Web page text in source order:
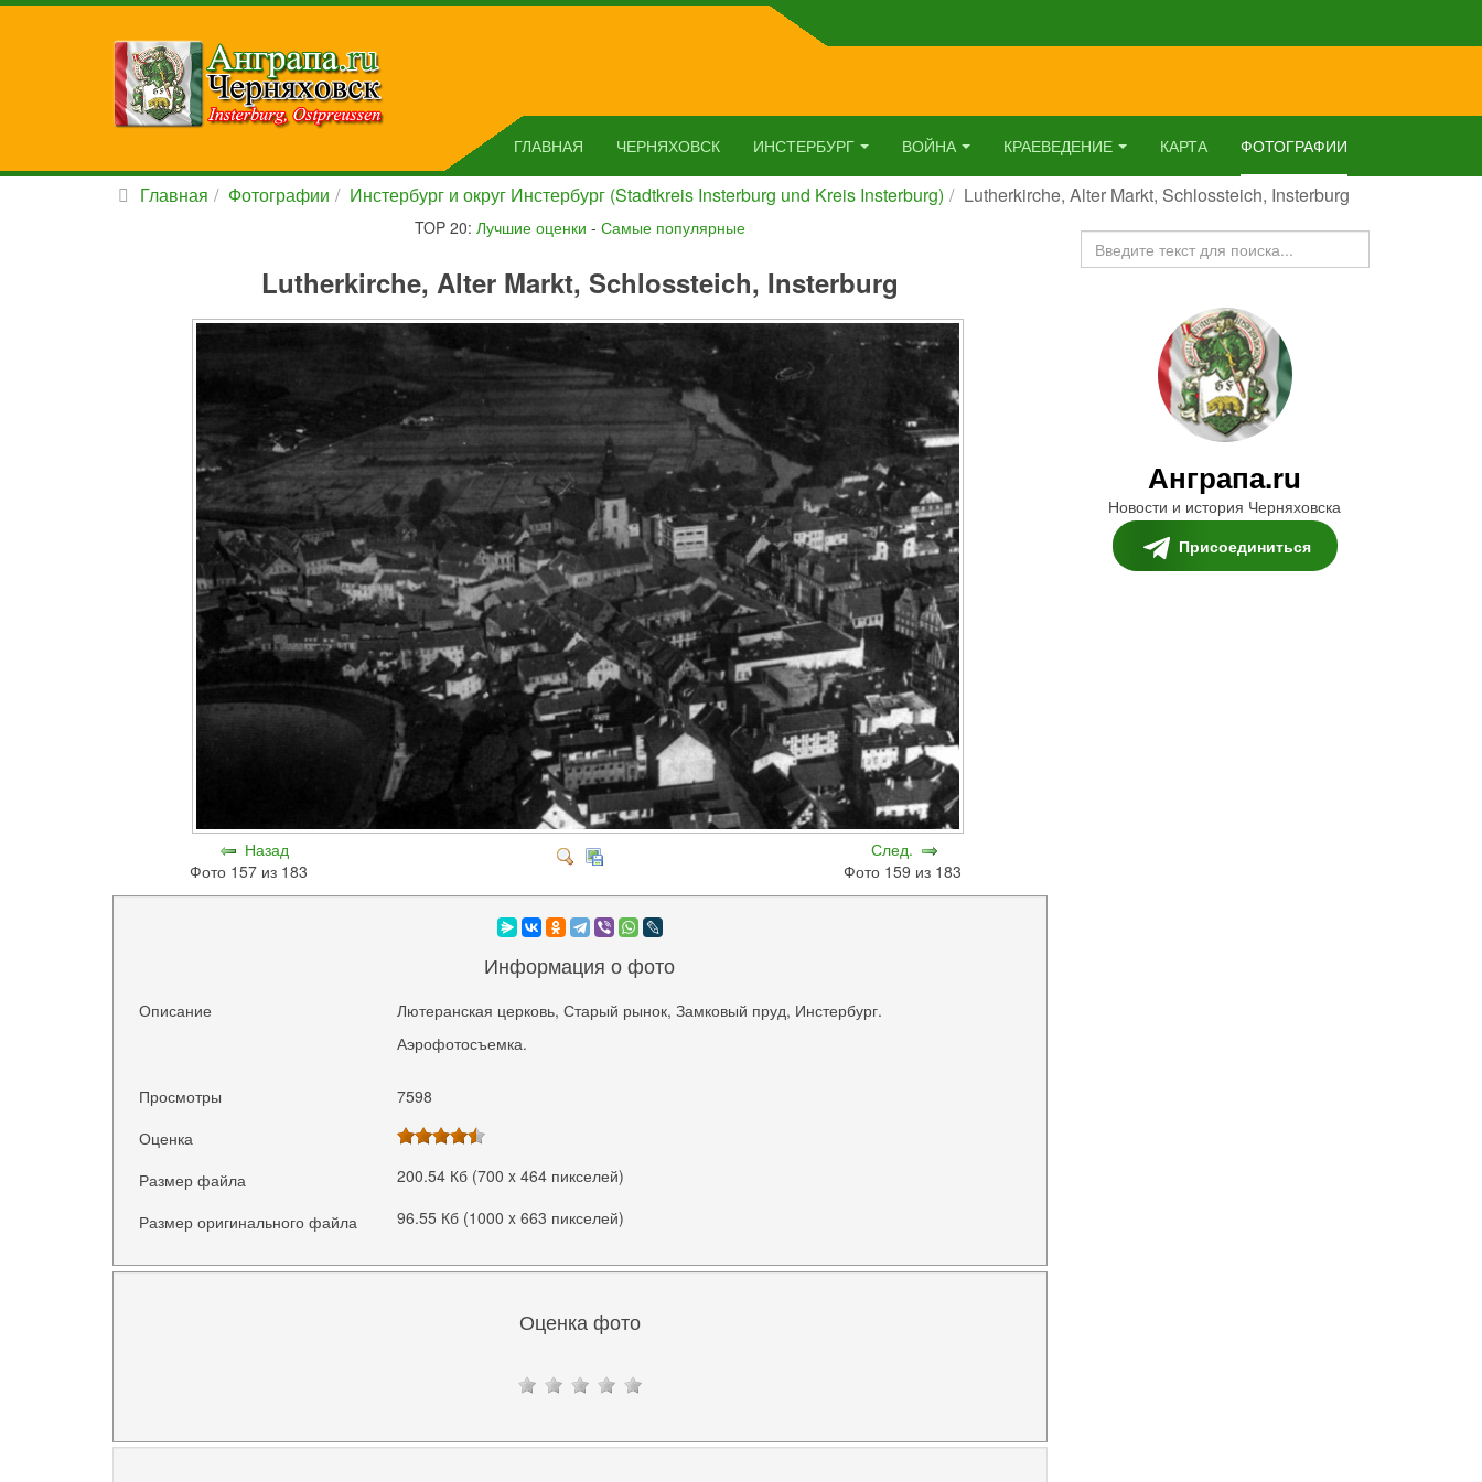
ГЛАВНАЯ ЧЕРНЯХОВСК ИНСТЕРБУРГ ВОЙНА КРАЕВЕДЕНИЕ КАРТА ФОТОГРАФИИ
Главная Фотографии Инстербург и округ Инстербург (Stadtkreis Insterburg und Kreis Insterburg) Lutherkirche, Alter Markt, Schlossteich, Insterburg
TOP 20: Лучшие оценки - Самые популярные
Lutherkirche, Alter Markt, Schlossteich, Insterburg
Назад
Фото 157 из 183
След.
Фото 159 из 183
Информация о фото
Описание
Лютеранская церковь, Старый рынок, Замковый пруд, Инстербург.
Аэрофотосъемка.
Просмотры
7598
Оценка
Размер файла
200.54 Кб (700 x 464 пикселей)
Размер оригинального файла 96.55 Кб (1000 x 663 пикселей)
Оценка фото
Искать...
Анграпа.ru
Новости и история Черняховска
Присоединиться